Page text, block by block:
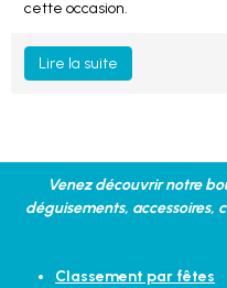
cette occasion.
Lire la suite
Venez découvrir notre
déguisements, accessoires,
Classement par fêtes